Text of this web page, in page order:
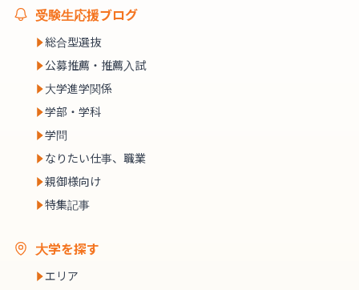
受験生応援ブログ
総合型選抜
公募推薦・推薦入試
大学進学関係
学部・学科
学問
なりたい仕事、職業
親御様向け
特集記事
大学を探す
エリア